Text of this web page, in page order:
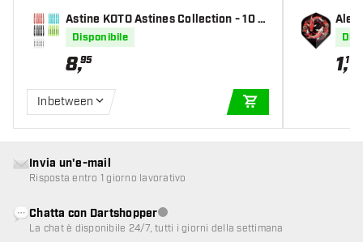
Astine KOTO Astines Collection - 10 s
ets
Disponibile
8,95
Inbetween
1,10
Invia un'e-mail
Risposta entro 1 giorno lavorativo
Chatta con DartshopperServizio clienti non disponibile
La chat è disponibile 24/7, tutti i giorni della settimana